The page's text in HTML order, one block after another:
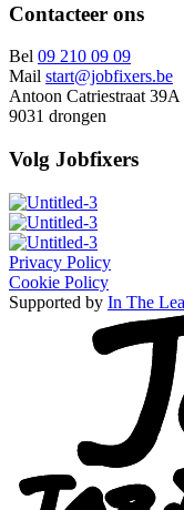
Contacteer ons
Bel 09 210 09 09
Mail start@jobfixers.be
Antoon Catriestraat 39A
9031 drongen
Volg Jobfixers
Privacy Policy
Cookie Policy
Supported by In The